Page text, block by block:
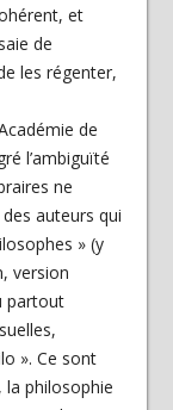
et
de
les régenter,
de
l’ambiguïté
ne
auteurs qui
» (y
version
partout
». Ce sont
la philosophie